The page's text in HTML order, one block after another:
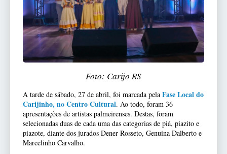
Foto: Carijo RS
A tarde de sábado, 27 de abril, foi marcada pela Fase Local do
Carijinho, no Centro Cultural. Ao todo, foram 36
apresentações de artistas palmeirenses. Destas, foram
selecionadas duas de cada uma das categorias de piá, piazito e
piazote, diante dos jurados Dener Rosseto, Genuina Dalberto e
Marcelinho Carvalho.